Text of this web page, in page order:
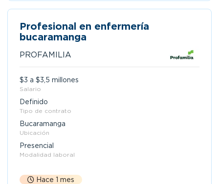
Profesional en enfermería
bucaramanga
PROFAMILIA
$3 a $3,5 millones
Salario
Definido
Tipo de contrato
Bucaramanga
Ubicación
Presencial
Modalidad laboral
Hace 1 mes